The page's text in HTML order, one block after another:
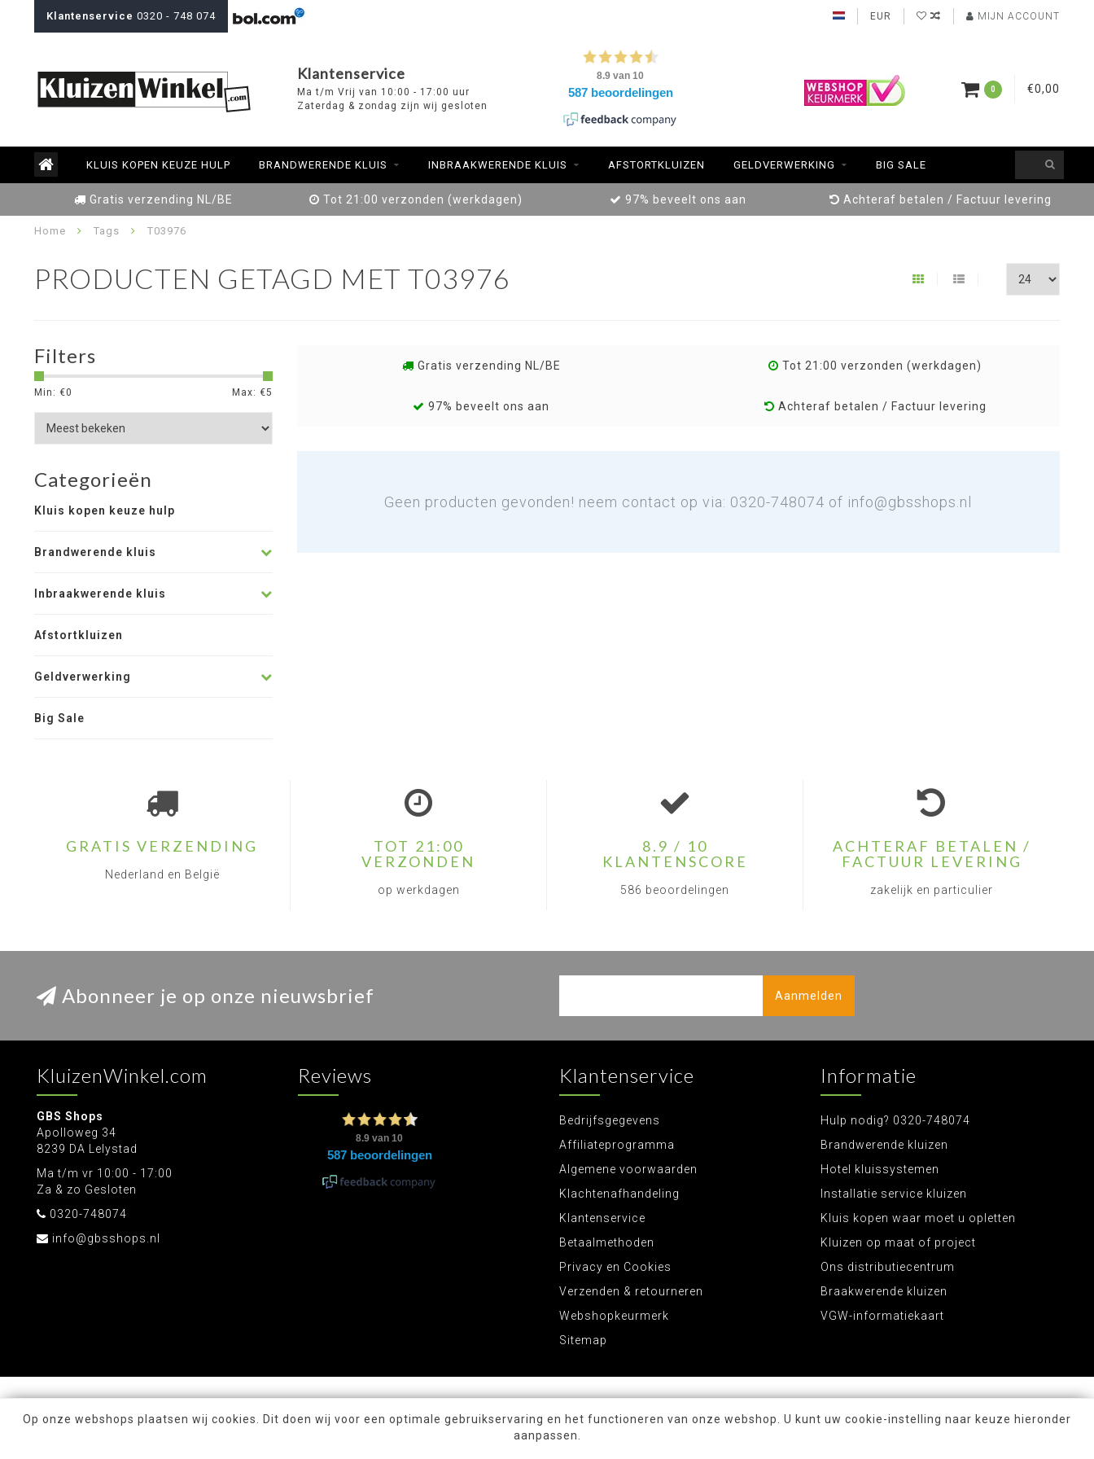
Klantenservice 0320 - 748 074 EUR MIJN ACCOUNT
Klantenservice
Ma t/m Vrij van 10:00 - 17:00 uur
Zaterdag & zondag zijn wij gesloten
0 €0,00
KLUIS KOPEN KEUZE HULP BRANDWERENDE KLUIS INBRAAKWERENDE KLUIS AFSTORTKLUIZEN GELDVERWERKING BIG SALE
Gratis verzending NL/BE Tot 21:00 verzonden (werkdagen) 97% beveelt ons aan Achteraf betalen / Factuur levering
Home Tags T03976
PRODUCTEN GETAGD MET T03976
Filters
Min: €0 Max: €5
Categorieën
Kluis kopen keuze hulp
Brandwerende kluis
Inbraakwerende kluis
Afstortkluizen
Geldverwerking
Big Sale
Gratis verzending NL/BE Tot 21:00 verzonden (werkdagen)
97% beveelt ons aan Achteraf betalen / Factuur levering
Geen producten gevonden! neem contact op via: 0320-748074 of info@gbsshops.nl
GRATIS VERZENDING
Nederland en België
TOT 21:00
VERZONDEN
op werkdagen
8.9 / 10
KLANTENSCORE
586 beoordelingen
ACHTERAF BETALEN /
FACTUUR LEVERING
zakelijk en particulier
Abonneer je op onze nieuwsbrief Aanmelden
KluizenWinkel.com
GBS Shops
Apolloweg 34
8239 DA Lelystad
Ma t/m vr 10:00 - 17:00
Za & zo Gesloten
0320-748074
info@gbsshops.nl
Reviews Klantenservice
Bedrijfsgegevens
Affiliateprogramma
Algemene voorwaarden
Klachtenafhandeling
Klantenservice
Betaalmethoden
Privacy en Cookies
Verzenden & retourneren
Webshopkeurmerk
Sitemap
Informatie
Hulp nodig? 0320-748074
Brandwerende kluizen
Hotel kluissystemen
Installatie service kluizen
Kluis kopen waar moet u opletten
Kluizen op maat of project
Ons distributiecentrum
Braakwerende kluizen
VGW-informatiekaart
Op onze webshops plaatsen wij cookies. Dit doen wij voor een optimale gebruikservaring en het functioneren van onze webshop. U kunt uw cookie-instelling naar keuze hieronder
aanpassen.